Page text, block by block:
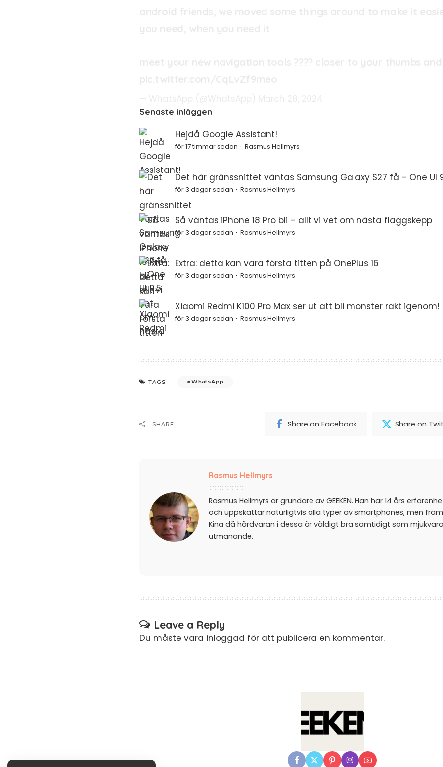
Senaste inläggen
Hejdå Google Assistant!
för 17 timmar sedan Rasmus Hellmyrs
Det här gränssnittet väntas Samsung Galaxy S27 få – One UI
för 3 dagar sedan Rasmus Hellmyrs
Så väntas iPhone 18 Pro bli – allt vi vet om nästa flaggskepp
för 3 dagar sedan Rasmus Hellmyrs
Extra: detta kan vara första titten på OnePlus 16
för 3 dagar sedan Rasmus Hellmyrs
Xiaomi Redmi K100 Pro Max ser ut att bli monster rakt igenom!
för 3 dagar sedan Rasmus Hellmyrs
TAGS: WhatsApp
SHARE Share on Facebook Share on
Rasmus Hellmyrs
Rasmus Hellmyrs är grundare av GEEKEN. Han har 14 års
och uppskattar naturligtvis alla typer av smartphones, men
Kina då hårdvaran i dessa är väldigt bra samtidigt som
utmanande.
Leave a Reply
Du måste vara inloggad för att publicera en kommentar.